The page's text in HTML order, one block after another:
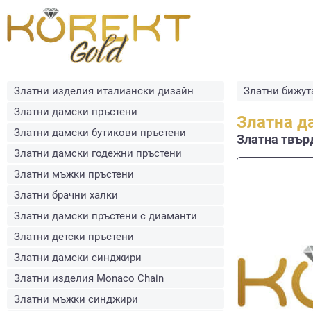
Златни изделия италиански дизайн
Златни дамски пръстени
Златни дамски бутикови пръстени
Златни дамски годежни пръстени
Златни мъжки пръстени
Златни брачни халки
Златни дамски пръстени с диаманти
Златни детски пръстени
Златни дамски синджири
Златни изделия Monaco Chain
Златни мъжки синджири
Златни
Златна
Златна